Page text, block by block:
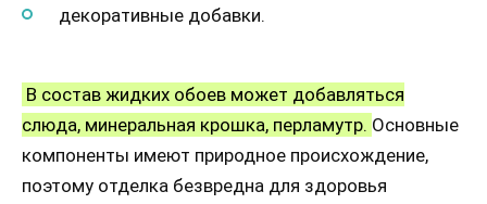
декоративные добавки.
В состав жидких обоев может добавляться
слюда, минеральная крошка, перламутр. Основные
компоненты имеют природное происхождение,
поэтому отделка безвредна для здоровья